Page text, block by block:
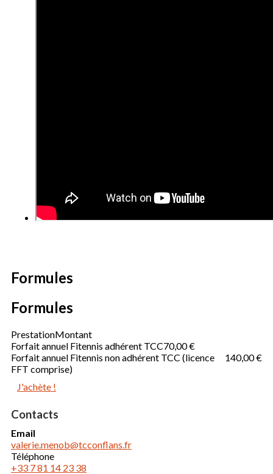
Formules
Formules
PrestationMontant
Forfait annuel Fitennis adhérent TCC70,00 €
Forfait annuel Fitennis non adhérent TCC (licence
FFT comprise)
140,00 €
J'achète !
Contacts
Email
valerie.menob@tcconflans.fr
Téléphone
+33 7 81 14 23 38